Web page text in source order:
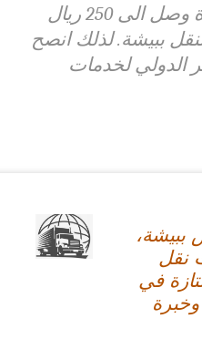
لنقل غرف النوم الواحدة وصل الى 250 ريال
ببيشة. لذلك انصح
لخدمات
في